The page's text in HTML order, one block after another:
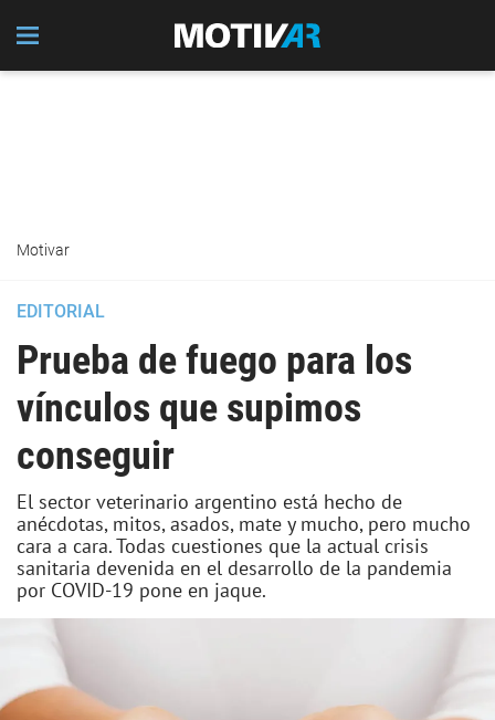
Motivar
EDITORIAL
Prueba de fuego para los
vínculos que supimos
conseguir
El sector veterinario argentino está hecho de
anécdotas, mitos, asados, mate y mucho, pero mucho
cara a cara. Todas cuestiones que la actual crisis
sanitaria devenida en el desarrollo de la pandemia
por COVID-19 pone en jaque.